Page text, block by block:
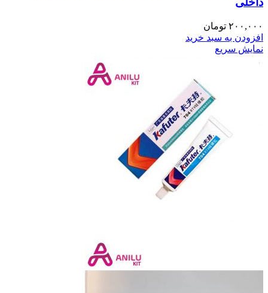
۲۰۰,۰۰۰ تومان
افزودن به سبد خرید
نمایش سریع